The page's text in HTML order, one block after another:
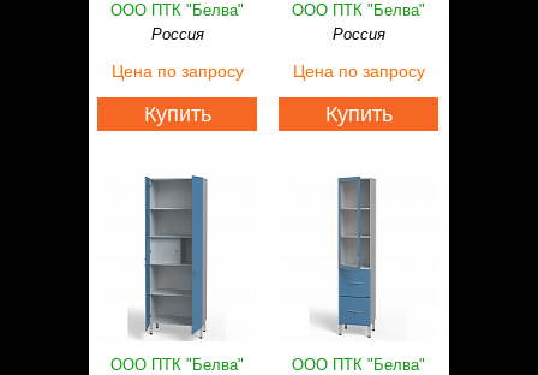
ООО ПТК "Белва"
Россия
Цена по запросу
Купить
ООО ПТК "Белва"
Россия
Цена по запросу
Купить
ООО ПТК "Белва"
ООО ПТК "Белва"